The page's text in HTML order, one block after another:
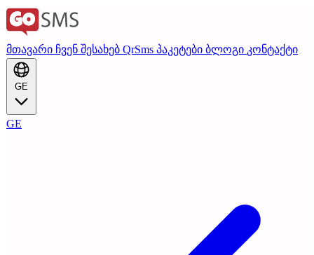
მთავარი ჩვენ შესახებ QrSms პაკეტები ბლოგი კონტაქტი
GE
GE